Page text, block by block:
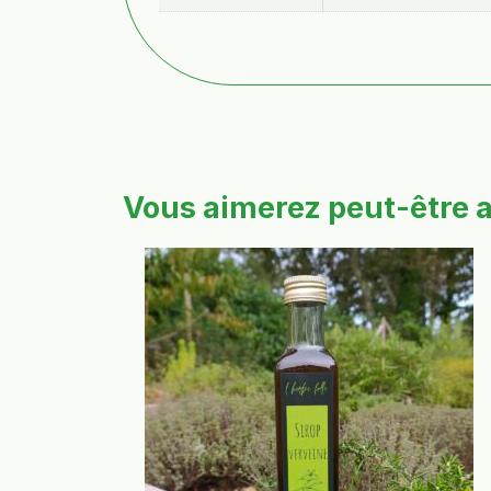
Vous aimerez peut-être
Ce
produit
plusieurs
variations.
Les
options
peuvent
être